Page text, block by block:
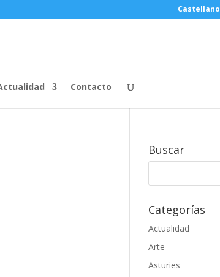
Castellano
Contacto
Buscar
Categorías
Actualidad
Arte
Asturies